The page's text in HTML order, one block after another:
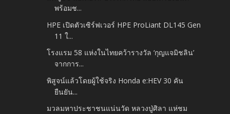
พร้อมช...
HPE เปิดตัวเซิร์ฟเวอร์ HPE ProLiant DL145 Gen
11 ใ...
โรงแรม 58 แห่งในไทยคว้ารางวัล ‘กุญแจมิชลิน’
จากการ...
พิสูจน์แล้วโดยผู้ใช้จริง Honda e:HEV 30 คัน
ยืนยัน...
มวลมหาประชาชนแน่นวัด หลวงปู่ศิลา แห่ชม